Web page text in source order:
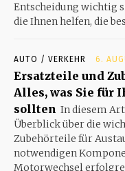
Entscheidung wichtig
die Ihnen helfen, die
AUTO / VERKEHR 6.
Ersatzteile und
Alles, was Sie für
sollten In diesem
Überblick über die
Zubehörteile für
notwendigen
Motorwechsel